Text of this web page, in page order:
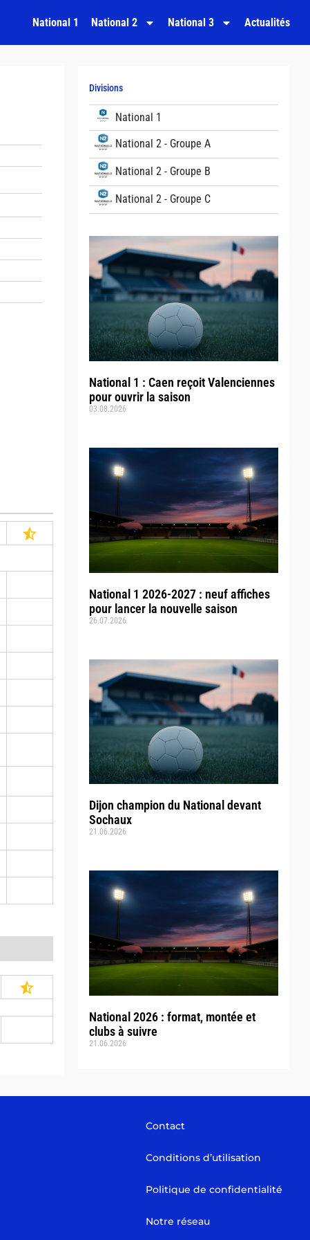
National 1 National 2 National 3 Actualités
Divisions
National 1
National 2 - Groupe A
National 2 - Groupe B
National 2 - Groupe C
National 1 : Caen reçoit Valenciennes
pour ouvrir la saison
03.08.2026
National 1 2026-2027 : neuf affiches
pour lancer la nouvelle saison
26.07.2026
Dijon champion du National devant
Sochaux
21.06.2026
National 2026 : format, montée et
clubs à suivre
21.06.2026
Contact
Conditions d’utilisation
Politique de confidentialité
Notre réseau